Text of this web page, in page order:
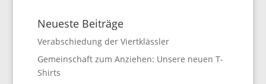
Neueste Beiträge
Verabschiedung der Viertklässler
Gemeinschaft zum Anziehen: Unsere neuen T-
Shirts